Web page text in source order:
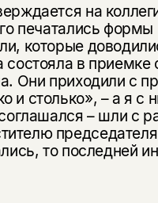
на
печатались формы
которые
в приемке
Они приходили с
и столько», – а я с
– шли с
то последней